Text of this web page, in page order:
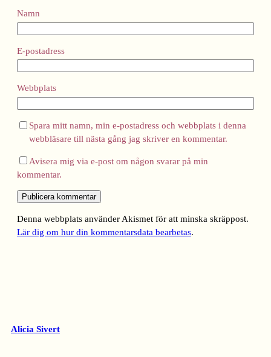
Namn
E-postadress
Webbplats
Spara mitt namn, min e-postadress och webbplats i denna
webbläsare till nästa gång jag skriver en kommentar.
Avisera mig via e-post om någon svarar på min
kommentar.
Denna webbplats använder Akismet för att minska skräppost.
Lär dig om hur din kommentarsdata bearbetas.
Alicia Sivert